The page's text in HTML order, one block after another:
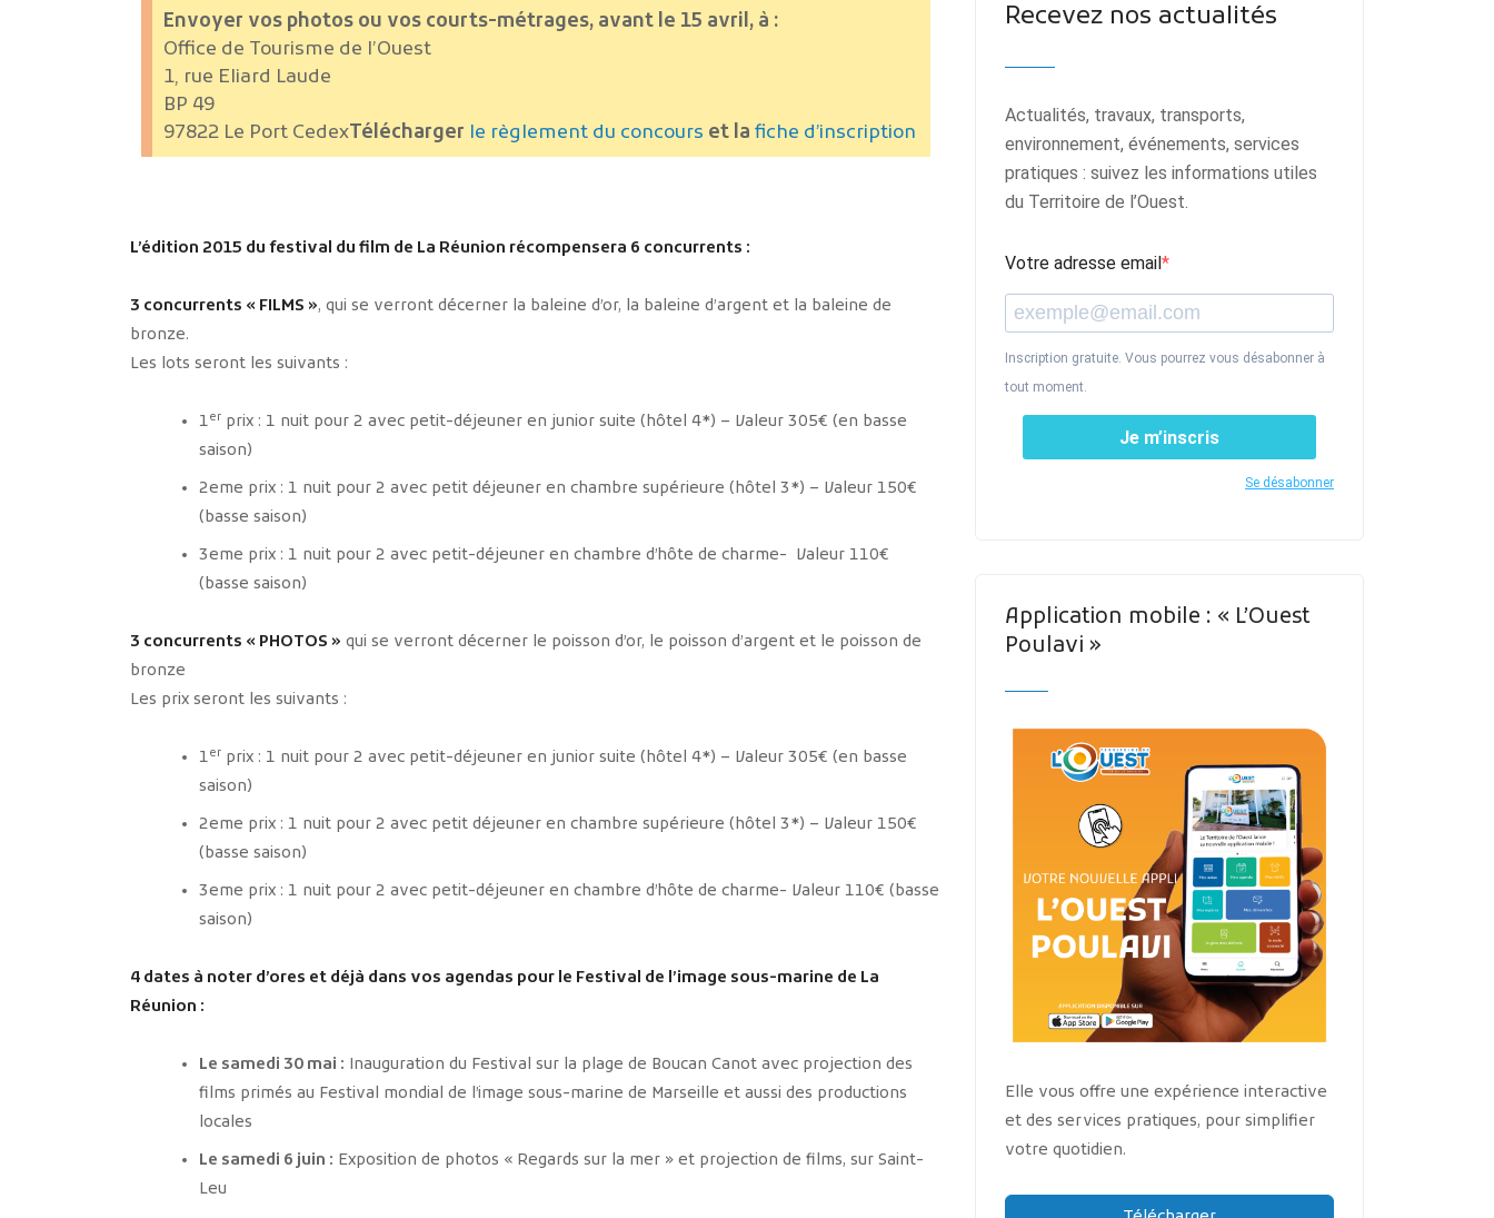
Envoyer vos photos ou vos courts-métrages, avant le 15 avril, à :
Office de Tourisme de l’Ouest
1, rue Eliard Laude
BP 49
97822 Le Port CedexTélécharger le règlement du concours et la fiche d’inscription
L’édition 2015 du festival du film de La Réunion récompensera 6 concurrents :
3 concurrents « FILMS », qui se verront décerner la baleine d’or, la baleine d’argent et la baleine de
bronze.
Les lots seront les suivants :
1er prix : 1 nuit pour 2 avec petit-déjeuner en junior suite (hôtel 4*) – Valeur 305€ (en basse
saison)
2eme prix : 1 nuit pour 2 avec petit déjeuner en chambre supérieure (hôtel 3*) – Valeur 150€
(basse saison)
3eme prix : 1 nuit pour 2 avec petit-déjeuner en chambre d’hôte de charme- Valeur 110€
(basse saison)
3 concurrents « PHOTOS » qui se verront décerner le poisson d’or, le poisson d’argent et le poisson de
bronze
Les prix seront les suivants :
1er prix : 1 nuit pour 2 avec petit-déjeuner en junior suite (hôtel 4*) – Valeur 305€ (en basse
saison)
2eme prix : 1 nuit pour 2 avec petit déjeuner en chambre supérieure (hôtel 3*) – Valeur 150€
(basse saison)
3eme prix : 1 nuit pour 2 avec petit-déjeuner en chambre d’hôte de charme- Valeur 110€ (basse
saison)
4 dates à noter d’ores et déjà dans vos agendas pour le Festival de l’image sous-marine de La
Réunion :
Le samedi 30 mai : Inauguration du Festival sur la plage de Boucan Canot avec projection des
films primés au Festival mondial de l’image sous-marine de Marseille et aussi des productions
locales
Le samedi 6 juin : Exposition de photos « Regards sur la mer » et projection de films, sur Saint-
Leu
Recevez nos actualités
Actualités, travaux, transports,
environnement, événements, services
pratiques : suivez les informations utiles
du Territoire de l’Ouest.
Votre adresse email
Inscription gratuite. Vous pourrez vous désabonner à
tout moment.
Je m’inscris
Se désabonner
Application mobile : « L’Ouest
Poulavi »
Elle vous offre une expérience interactive
et des services pratiques, pour simplifier
votre quotidien.